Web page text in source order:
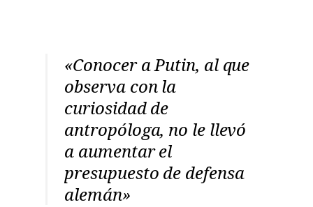
«Conocer a Putin, al que
observa con la
curiosidad de
antropóloga, no le llevó
a aumentar el
presupuesto de defensa
alemán»